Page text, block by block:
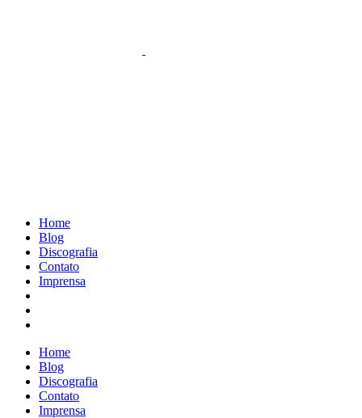
Home
Blog
Discografia
Contato
Imprensa
Home
Blog
Discografia
Contato
Imprensa